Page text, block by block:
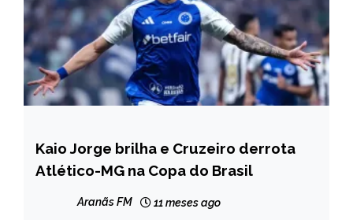
ESPORTES
NOTÍCIAS
Kaio Jorge brilha e Cruzeiro derrota
Atlético-MG na Copa do Brasil
Aranãs FM 11 meses ago